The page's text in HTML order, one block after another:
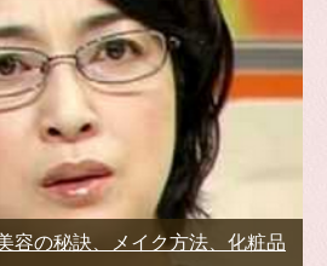
容の秘訣、メイク方法、化粧品